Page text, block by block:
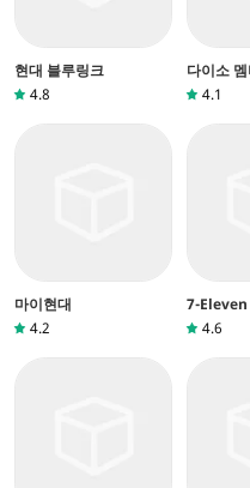
현대 블루링크
4.8
다이소
4.1
마이현대
4.2
7-
4.6